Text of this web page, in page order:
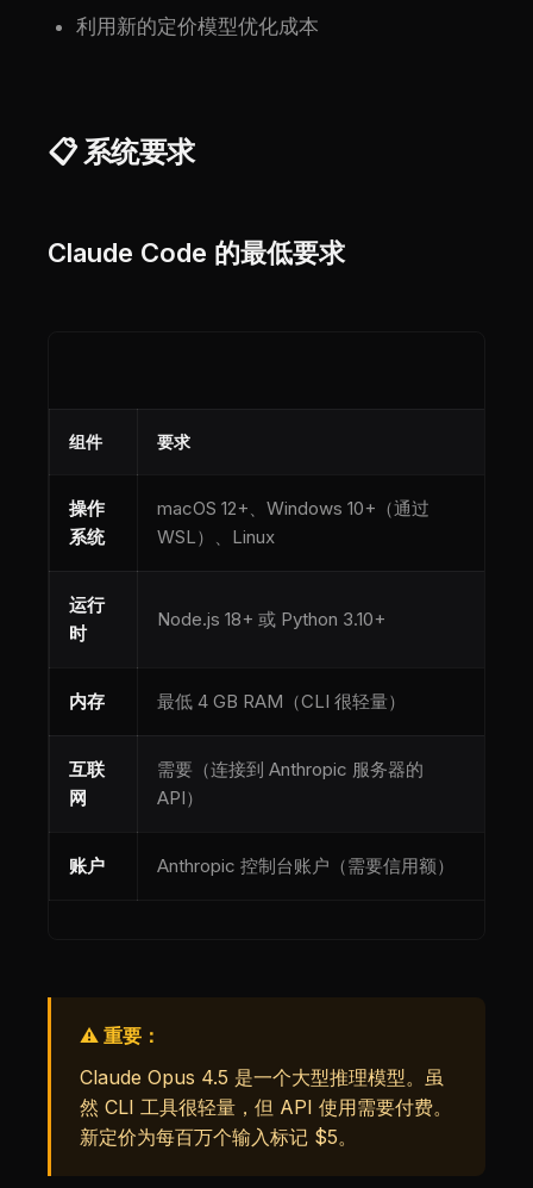
利用新的定价模型优化成本
📋 系统要求
Claude Code 的最低要求
组件 要求
操作
系统
macOS 12+、Windows 10+（通过
WSL）、Linux
运行
时
Node.js 18+ 或 Python 3.10+
内存 最低 4 GB RAM（CLI 很轻量）
互联
网
需要（连接到 Anthropic 服务器的
API）
账户 Anthropic 控制台账户（需要信用额）
⚠️ 重要：
Claude Opus 4.5 是一个大型推理模型。虽
然 CLI 工具很轻量，但 API 使用需要付费。
新定价为每百万个输入标记 $5。